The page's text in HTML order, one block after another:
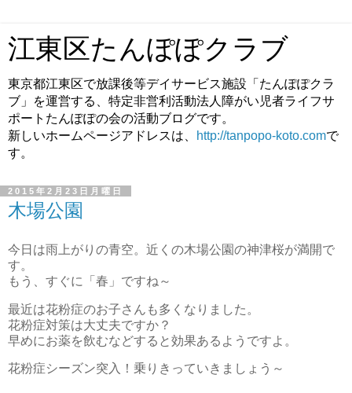
江東区たんぽぽクラブ
東京都江東区で放課後等デイサービス施設「たんぽぽクラ
ブ」を運営する、特定非営利活動法人障がい児者ライフサ
ポートたんぽぽの会の活動ブログです。
新しいホームページアドレスは、
http://tanpopo-koto.comで
す。
2015年2月23日月曜日
木場公園
今日は雨上がりの青空。近くの木場公園の神津桜が満開で
す。
もう、すぐに「春」ですね～
最近は花粉症のお子さんも多くなりました。
花粉症対策は大丈夫ですか？
早めにお薬を飲むなどすると効果あるようですよ。
花粉症シーズン突入！乗りきっていきましょう～